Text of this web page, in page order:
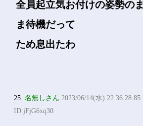
全員起立気お付けの姿勢のま
ま待機だって
ため息出たわ
25:名無しさん 2023/06/14(水) 22:36:28.85
ID:jFjG6xq30